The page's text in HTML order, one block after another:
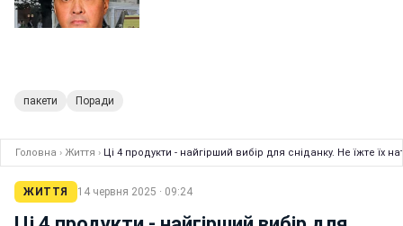
пакети Поради
Головна › Життя › Ці 4 продукти - найгірший вибір для сніданку. Не їжте їх
ЖИТТЯ 14 червня 2025 · 09:24